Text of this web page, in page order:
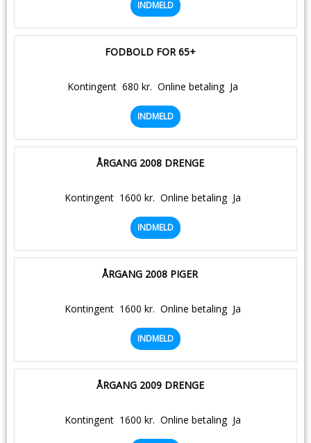
INDMELD
FODBOLD FOR 65+
Kontingent 680 kr. Online betaling Ja
INDMELD
ÅRGANG 2008 DRENGE
Kontingent 1600 kr. Online betaling Ja
INDMELD
ÅRGANG 2008 PIGER
Kontingent 1600 kr. Online betaling Ja
INDMELD
ÅRGANG 2009 DRENGE
Kontingent 1600 kr. Online betaling Ja